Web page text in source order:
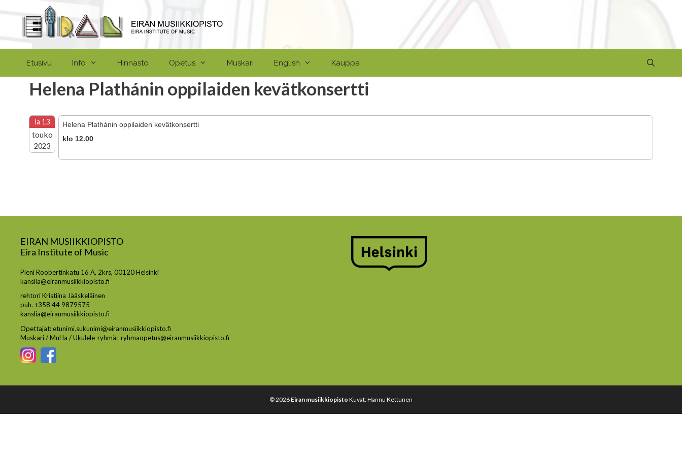
sisältöön
Etusivu Info Hinnasto Opetus Muskari English Kauppa
Helena Plathánin oppilaiden kevätkonsertti
la 13
touko
2023
Helena Plathánin oppilaiden kevätkonsertti
klo 12.00
EIRAN MUSIIKKIOPISTO
Eira Institute of Music
Pieni Roobertinkatu 16 A, 2krs, 00120 Helsinki
kanslia@eiranmusiikkiopisto.fi
rehtori Kristiina Jääskeläinen
puh. +358 44 9879575
kanslia@eiranmusiikkiopisto.fi
Opettajat: etunimi.sukunimi@eiranmusiikkiopisto.fi
Muskari / MuHa / Ukulele-ryhmä: ryhmaopetus@eiranmusiikkiopisto.fi
© 2026 Eiran musiikkiopisto Kuvat: Hannu Kettunen